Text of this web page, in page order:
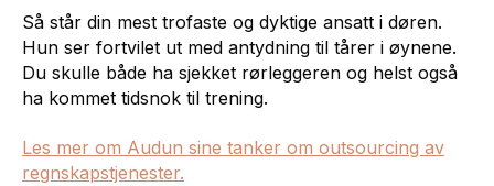
Så står din mest trofaste og dyktige ansatt i døren.
Hun ser fortvilet ut med antydning til tårer i øynene.
Du skulle både ha sjekket rørleggeren og helst også
ha kommet tidsnok til trening.
Les mer om Audun sine tanker om outsourcing av
regnskapstjenester.